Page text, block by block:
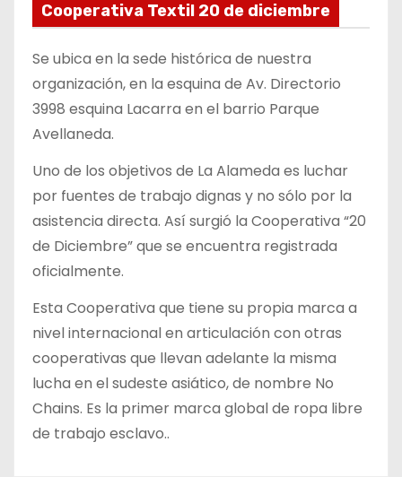
Cooperativa Textil 20 de diciembre
Se ubica en la sede histórica de nuestra
organización, en la esquina de Av. Directorio
3998 esquina Lacarra en el barrio Parque
Avellaneda.
Uno de los objetivos de La Alameda es luchar
por fuentes de trabajo dignas y no sólo por la
asistencia directa. Así surgió la Cooperativa “20
de Diciembre” que se encuentra registrada
oficialmente.
Esta Cooperativa que tiene su propia marca a
nivel internacional en articulación con otras
cooperativas que llevan adelante la misma
lucha en el sudeste asiático, de nombre No
Chains. Es la primer marca global de ropa libre
de trabajo esclavo..